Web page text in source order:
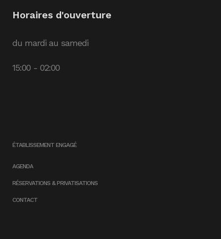
Horaires d'ouverture
du mardi au samedi
15:00 - 02:00
ÉTABLISSEMENT ENGAGÉ
AGENDA
RÉSERVATIONS & PRIVATISATIONS
CONTACT